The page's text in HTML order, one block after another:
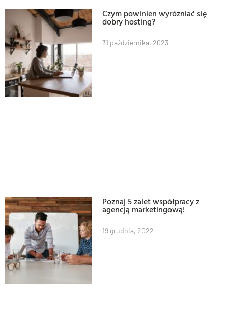
Czym powinien wyróżniać się
dobry hosting?
31 października, 2023
Poznaj 5 zalet współpracy z
agencją marketingową!
19 grudnia, 2022